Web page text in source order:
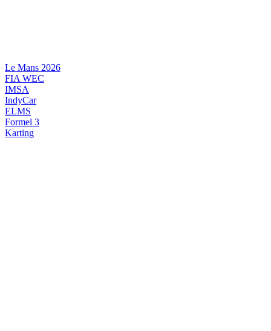
Le Mans 2026
FIA WEC
IMSA
IndyCar
ELMS
Formel 3
Karting